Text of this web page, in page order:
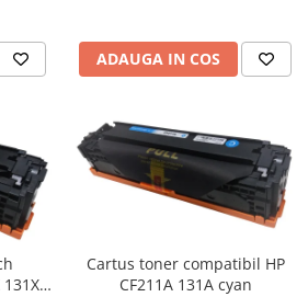
ADAUGA IN COS
Cartus toner compatibil HP
CF211A 131A cyan